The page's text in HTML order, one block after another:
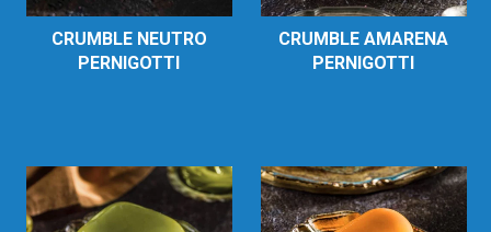
CRUMBLE NEUTRO
PERNIGOTTI
CRUMBLE AMARENA
PERNIGOTTI